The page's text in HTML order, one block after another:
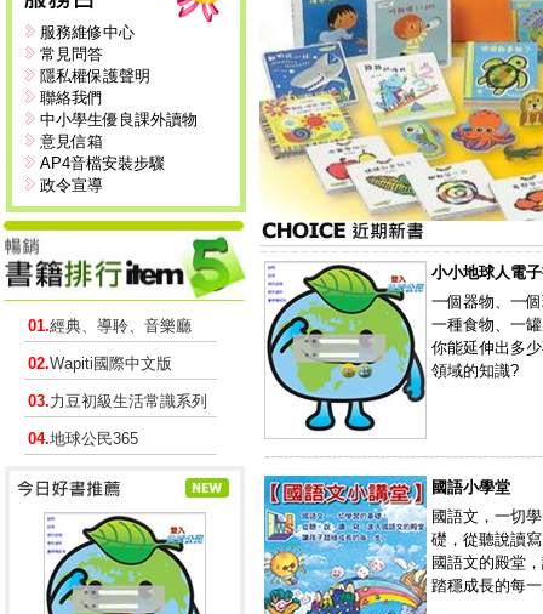
服務維修中心
常見問答
隱私權保護聲明
聯絡我們
中小學生優良課外讀物
意見信箱
AP4音檔安裝步驟
政令宣導
01.經典、導聆、音樂廳
02.Wapiti國際中文版
03.力豆初級生活常識系列
04.地球公民365
小小地球人電
一個器物、一
一種食物、一
你能延伸出多
領域的知識?
----------------------------------------------
國語小學堂
國語文，一切
礎，從聽說讀
國語文的殿堂
踏穩成長的每